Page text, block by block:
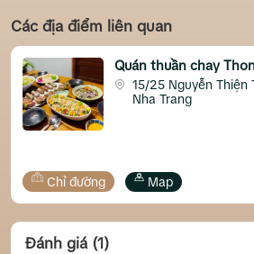
Các địa điểm liên quan
Quán thuần chay Thong Dong
15/25 Nguyễn Thiện Thuật, Phước Tiến,
Nha Trang
Map
Đánh giá (1)